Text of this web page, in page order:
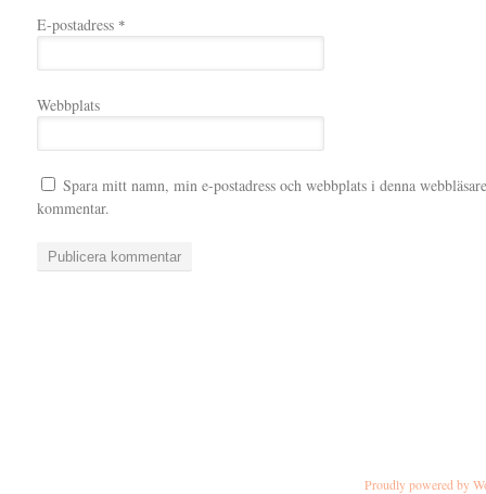
E-postadress *
Webbplats
Spara mitt namn, min e-postadress och webbplats i denna
kommentar.
Proudly powered by